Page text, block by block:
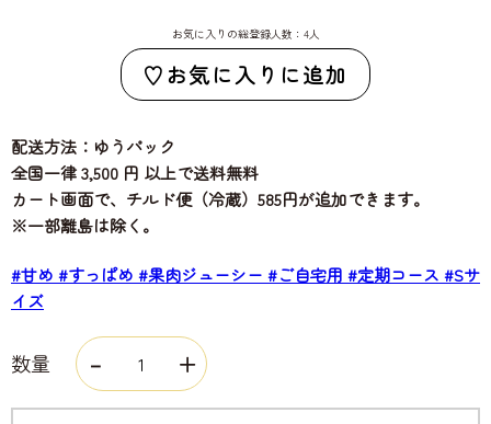
お気に入りの総登録人数：4人
お気に入りに追加
配送方法：ゆうパック
全国一律 3,500 円 以上で送料無料
カート画面で、チルド便（冷蔵）585円が追加できます。
※一部離島は除く。
#甘め #すっぱめ #果肉ジューシー #ご自宅用 #定期コース #Sサ
イズ
数量